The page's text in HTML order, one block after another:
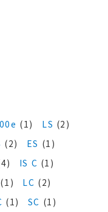
(1) LS (2)
(2) ES (1)
IS C (1)
(1) LC (2)
(1) SC (1)